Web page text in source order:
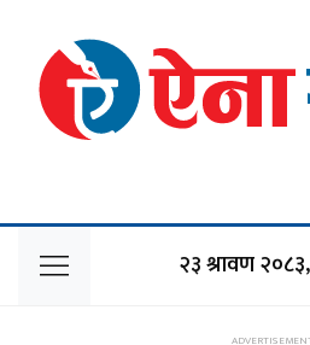
२३ श्रावण